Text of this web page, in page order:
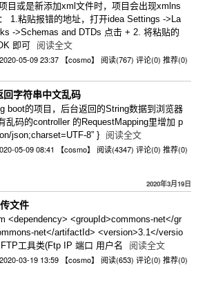
目或是新添加xml文件时，项目会出现xmlns
1.粘贴报错的地址，打开idea Settings ->La
->Schemas and DTDs 点击 + 2. 将粘贴的
即可
阅读全文
05-09 23:37 【cosmo】 阅读(767) 评论(0) 推荐(0)
字符串中文乱码
boot的项目，后台返回的String数据到浏览器
乱码的controller 的RequestMapping里增加 p
json;charset=UTF-8” }
阅读全文
05-09 08:41 【cosmo】 阅读(4347) 评论(0) 推荐(0)
2020年3月19日
文件
<dependency> <groupId>commons-net</gr
net</artifactId> <version>3.1</versio
工具类(Ftp IP 端口 用户名
阅读全文
03-19 13:59 【cosmo】 阅读(653) 评论(0) 推荐(0)